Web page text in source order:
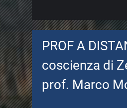
PROF A
coscienza di
prof. Marco